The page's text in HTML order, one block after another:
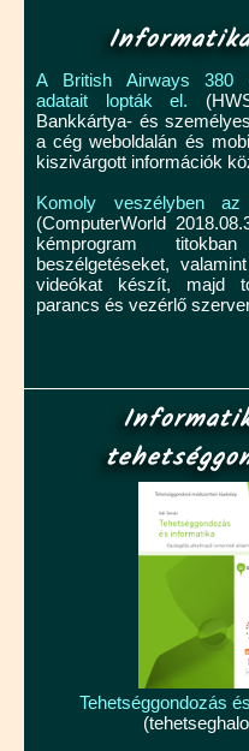
A British Airways 380
adatait lopták el.
Bankkártya- és
a cég weboldalán és
kiszivárgott információk
Komoly veszélyben az
(ComputerWorld
kémprogram
beszélgetéseket,
videókat készít, majd
parancs és vezérlő
Tehetséggondozás